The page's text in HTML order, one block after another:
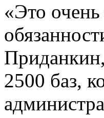
«Это
2500 баз,